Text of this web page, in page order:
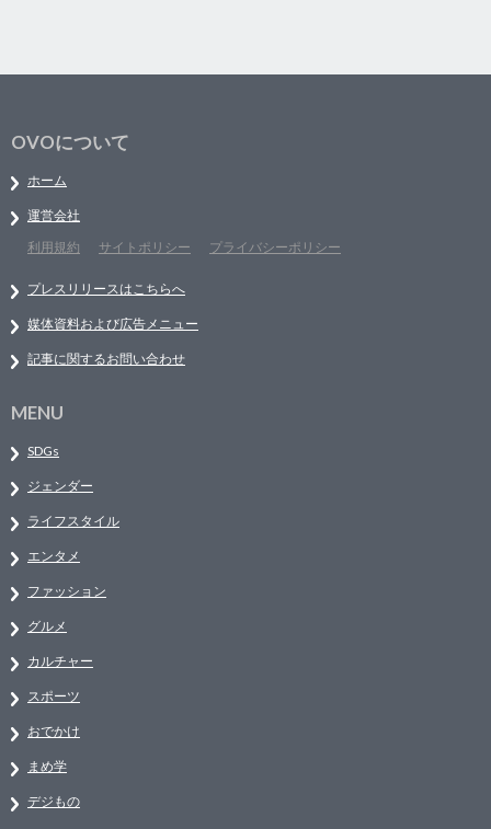
OVOについて
ホーム
運営会社
利用規約
サイトポリシー プライバシーポリシー
プレスリリースはこちらへ
媒体資料および広告メニュー
記事に関するお問い合わせ
MENU
SDGs
ジェンダー
ライフスタイル
エンタメ
ファッション
グルメ
カルチャー
スポーツ
おでかけ
まめ学
デジもの